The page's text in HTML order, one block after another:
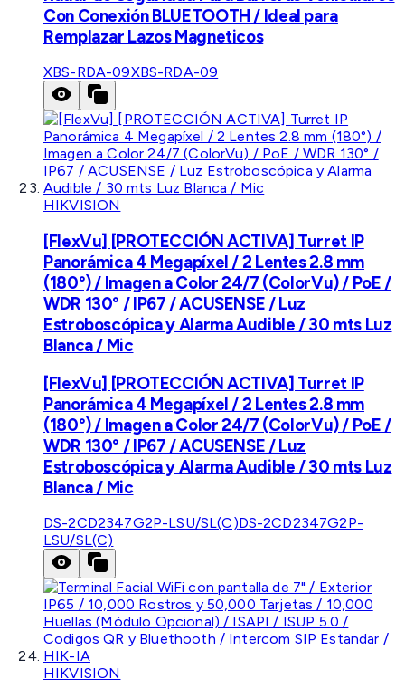
Con Conexión BLUETOOTH / Ideal para
Remplazar Lazos Magneticos
XBS-RDA-09XBS-RDA-09
HIKVISION
[FlexVu] [PROTECCIÓN ACTIVA] Turret IP
Panorámica 4 Megapíxel / 2 Lentes 2.8 mm
(180°) / Imagen a Color 24/7 (ColorVu) / PoE /
WDR 130° / IP67 / ACUSENSE / Luz
Estroboscópica y Alarma Audible / 30 mts Luz
Blanca / Mic
[FlexVu] [PROTECCIÓN ACTIVA] Turret IP
Panorámica 4 Megapíxel / 2 Lentes 2.8 mm
(180°) / Imagen a Color 24/7 (ColorVu) / PoE /
WDR 130° / IP67 / ACUSENSE / Luz
Estroboscópica y Alarma Audible / 30 mts Luz
Blanca / Mic
DS-2CD2347G2P-LSU/SL(C)DS-2CD2347G2P-
LSU/SL(C)
HIKVISION